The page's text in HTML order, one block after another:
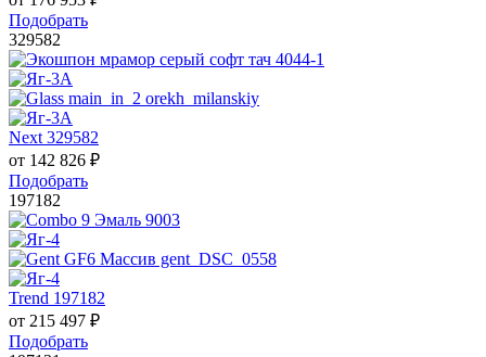
Подобрать
329582
Next 329582
от 142 826 ₽
Подобрать
197182
Trend 197182
от 215 497 ₽
Подобрать